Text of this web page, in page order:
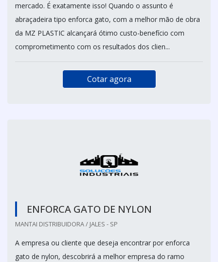
mercado. É exatamente isso! Quando o assunto é
abraçadeira tipo enforca gato, com a melhor mão de obra
da MZ PLASTIC alcançará ótimo custo-benefício com
comprometimento com os resultados dos clien...
Cotar agora
ENFORCA GATO DE NYLON
MANTAI DISTRIBUIDORA / JALES - SP
A empresa ou cliente que deseja encontrar por enforca
gato de nylon, descobrirá a melhor empresa do ramo